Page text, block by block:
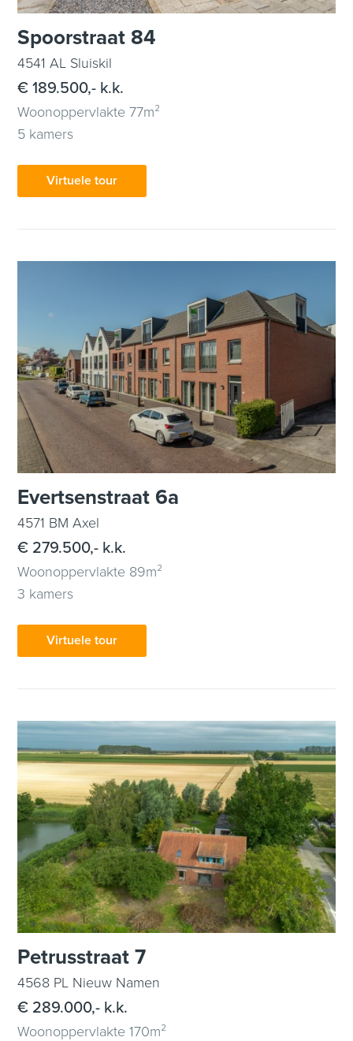
Spoorstraat 84
4541 AL Sluiskil
€ 189.500,- k.k.
Woonoppervlakte 77m²
5 kamers
Virtuele tour
Evertsenstraat 6a
4571 BM Axel
€ 279.500,- k.k.
Woonoppervlakte 89m²
3 kamers
Virtuele tour
Petrusstraat 7
4568 PL Nieuw Namen
€ 289.000,- k.k.
Woonoppervlakte 170m²